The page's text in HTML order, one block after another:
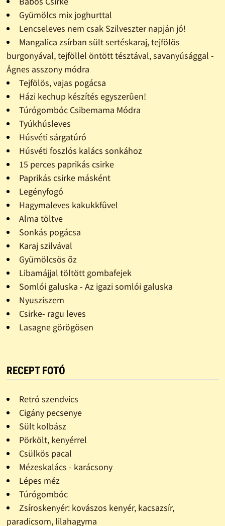
Gyümölcs mix joghurttal
Lencseleves nem csak Szilveszter napján jó!
Mangalica zsírban sült sertéskaraj, tejfölös
burgonyával, tejföllel öntött tésztával, savanyúsággal -
Ágnes asszony módra
Tejfölös, vajas pogácsa
Házi kechup készítés egyszerûen!
Túrógombóc Csibemama Módra
Tyúkhúsleves
Húsvéti sárgatúró
Húsvéti foszlós kalács sonkához
15 perces paprikás csirke
Paprikás csirke másként
Legényfogó
Hagymaleves kakukkfûvel
Alma töltve
Sonkás pogácsa
Karaj szilvával
Gyümölcsös õz
Libamájjal töltött gombafejek
Somlói galuska - Az igazi somlói galuska
Nyusziszem
Csirke- ragu leves
Lasagne görögösen
RECEPT FOTÓ
Retró szendvics
Cigány pecsenye
Sült kolbász
Pörkölt, kenyérrel
Csülkös pacal
Mézeskalács - karácsony
Lépes méz
Túrógombóc
Zsíroskenyér: kovászos kenyér, kacsazsír,
paradicsom, lilahagyma